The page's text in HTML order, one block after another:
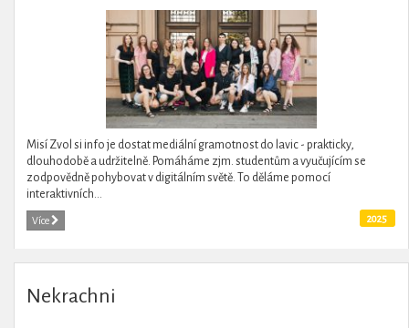
Misí Zvol si info je dostat mediální gramotnost do lavic - prakticky,
dlouhodobě a udržitelně. Pomáháme zjm. studentům a vyučujícím se
zodpovědně pohybovat v digitálním světě. To děláme pomocí
interaktivních...
Více 2025
Nekrachni